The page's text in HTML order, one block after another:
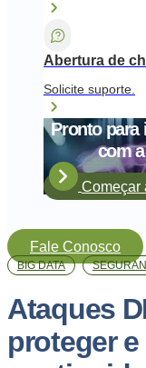
Abertura de
Solicite suporte.
Pronto para
com
Começar
Fale Conosco
BIG DATA
Ataques
proteger